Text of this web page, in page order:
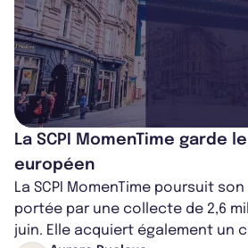
La SCPI MomenTime garde
européen
La SCPI MomenTime poursuit
portée par une collecte de 2,6
juin. Elle acquiert également un